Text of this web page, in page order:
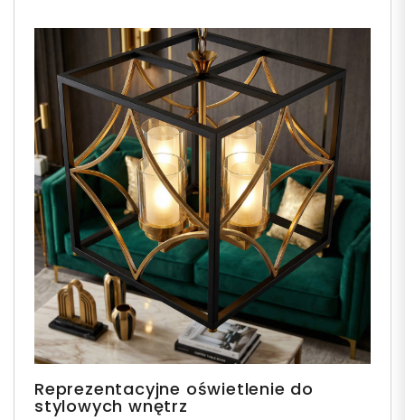
Reprezentacyjne oświetlenie do
stylowych wnętrz